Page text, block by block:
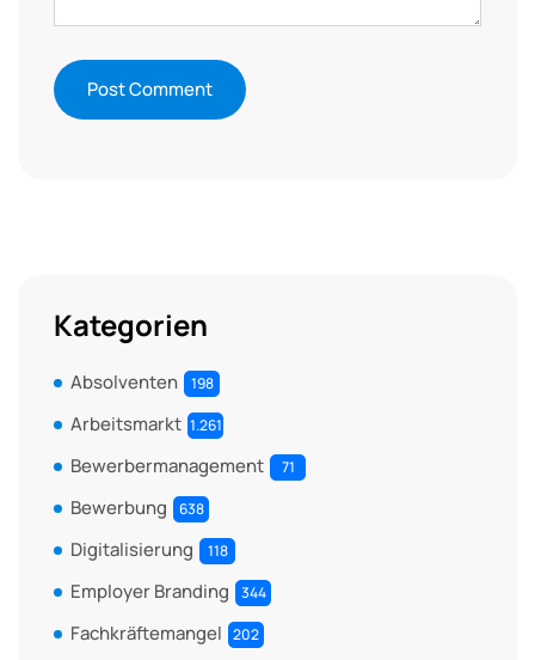
Kategorien
Absolventen 198
Arbeitsmarkt 1.261
Bewerbermanagement 71
Bewerbung 638
Digitalisierung 118
Employer Branding 344
Fachkräftemangel 202